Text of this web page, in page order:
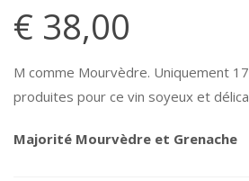
€ 38,00
M comme Mourvèdre. Uniquement
produites pour ce vin soyeux et
Majorité Mourvèdre et Grenache